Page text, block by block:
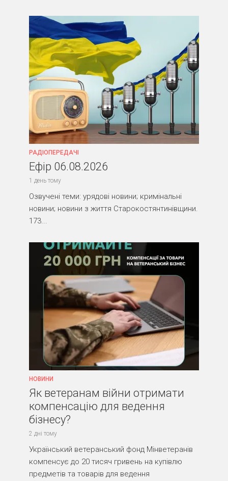
РАДІОПЕРЕДАЧІ
Ефір 06.08.2026
1 день тому
Озвучені теми: урядові новини; кримінальні
новини; новини з життя Старокостянтинівщини.
173...
НОВИНИ
Як ветеранам війни отримати
компенсацію для ведення
бізнесу?
2 дні тому
Український ветеранський фонд Мінветеранів
компенсує до 20 тисяч гривень на купівлю
предметів та товарів для ведення